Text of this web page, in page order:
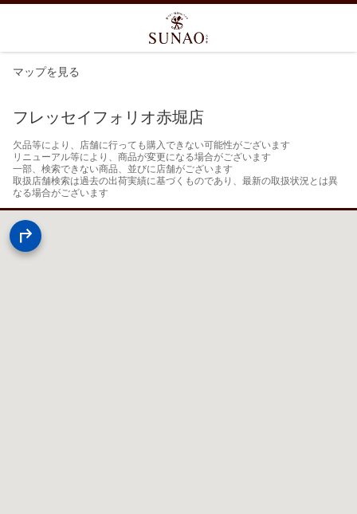
マップを見る
フレッセイフォリオ赤堀店
欠品等により、店舗に行っても購入できない可能性がございます
リニューアル等により、商品が変更になる場合がございます
一部、検索できない商品、並びに店舗がございます
取扱店舗検索は過去の出荷実績に基づくものであり、最新の取扱状況とは異
なる場合がございます